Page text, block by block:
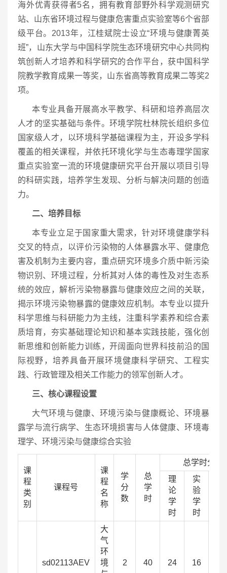
海外优青获得者5名，拥有教育部野外科学观测研究
站、山东省环境过程与健康危害重点实验室等6个省部
级平台。2013年，江桂斌院士设立“环境与健康菁英
班”，山东大学与中国科学院生态环境研究中心共同构
筑创新人才培养和科学研究的合作平台，获中国科学
院教学教育成果一等奖，山东省高等教育成果二等奖2
项。
本专业具备开展高水平教学、科研和培养高层次
人才的坚实基础与条件。环境学院杜林院长组织多位
国家级人才，以环境科学基础课程为主，开设多学科
覆盖的相关课程，并依托环境化学与生态毒理学国家
重点实验室一流的环境健康研究平台开展以项目引导
的科研实践，培养学生发现、分析与解决问题的创造
力。
二、培养目标
本专业立足于国家重大需求，针对环境健康学科
交叉的特点，以评价污染物的人体暴露水平、健康危
害及机制为主要内容，重点研究环境多介质中新污染
物识别、环境过程，分析其对人体的毒性及对生态系
统的效应，解析污染物暴露与健康效应之间的关联，
揭示环境污染物暴露的健康效应机制。本专业以提升
科学思维与科研能力为主线，注重科学素养和综合素
质培育，夯实基础理论知识和基本实践技能，强化创
新思维和创新能力训练，开阔面向世界科技前沿的国
际视野，培养具备开展环境健康科学研究、工程实
践、行政管理及相关工作能力的领军创新人才。
三、核心课程设置
大气环境与健康、环境污染与健康概论、环境暴
露学与流行病学、生态环境损害与人体健康、环境毒
理学、环境污染与健康综合实验
课
程
类
别
课程号
课
程
名
称
学
分
数
总
学
时
总学时分配
理
论
学
时
实
验
学
时
sd02113AEV
大
气
环
境
2 40 24 16